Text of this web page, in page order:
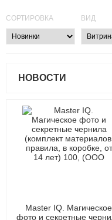
СОРТИРОВКА ВИД
НОВОСТИ
Master IQ. Магическое
фото и секретные